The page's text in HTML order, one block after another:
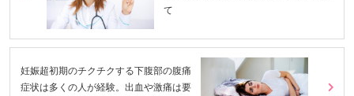
て
妊娠超初期のチクチクする下腹部の腹痛
症状は多くの人が経験。出血や激痛は要